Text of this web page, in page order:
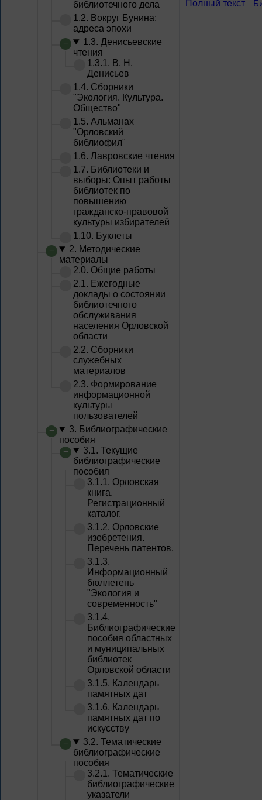
библиотечного дела
1.2. Вокруг Бунина:
адреса эпохи
1.3. Денисьевские
чтения
1.3.1. В. Н.
Денисьев
1.4. Сборники
"Экология. Культура.
Общество"
1.5. Альманах
"Орловский
библиофил"
1.6. Лавровские чтения
1.7. Библиотеки и
выборы: Опыт работы
библиотек по
повышению
гражданско-правовой
культуры избирателей
1.10. Буклеты
2. Методические
материалы
2.0. Общие работы
2.1. Ежегодные
доклады о состоянии
библиотечного
обслуживания
населения Орловской
области
2.2. Сборники
служебных
материалов
2.3. Формирование
информационной
культуры
пользователей
3. Библиографические
пособия
3.1. Текущие
библиографические
пособия
3.1.1. Орловская
книга.
Регистрационный
каталог.
3.1.2. Орловские
изобретения.
Перечень патентов.
3.1.3.
Информационный
бюллетень
"Экология и
современность"
3.1.4.
Библиографические
пособия областных
и муниципальных
библиотек
Орловской области
3.1.5. Календарь
памятных дат
3.1.6. Календарь
памятных дат по
искусству
3.2. Тематические
библиографические
пособия
3.2.1. Тематические
библиографические
указатели
Полный текст